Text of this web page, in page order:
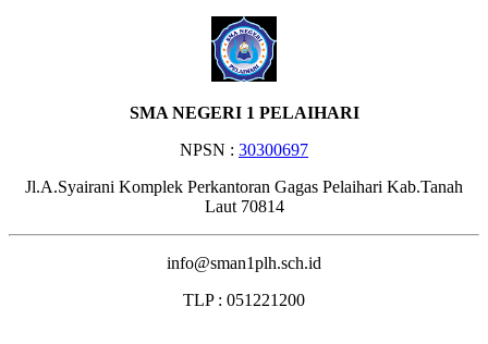
SMA NEGERI 1 PELAIHARI
NPSN : 30300697
Jl.A.Syairani Komplek Perkantoran Gagas Pelaihari Kab.Tanah
Laut 70814
info@sman1plh.sch.id
TLP : 051221200